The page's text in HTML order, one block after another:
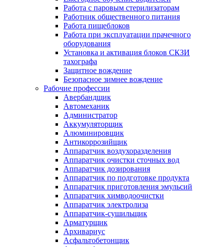
Работа с паровым стерилизаторам
Работник общественного питания
Работа пищеблоков
Работа при эксплуатации прачечного
оборудования
Установка и активация блоков СКЗИ
тахографа
Защитное вождение
Безопасное зимнее вождение
Рабочие профессии
Авербандщик
Автомеханик
Администратор
Аккумуляторщик
Алюминировщик
Антикоррозийщик
Аппаратчик воздухоразделения
Аппаратчик очистки сточных вод
Аппаратчик дозирования
Аппаратчик по подготовке продукта
Аппаратчик приготовления эмульсий
Аппаратчик химводоочистки
Аппаратчик электролиза
Аппаратчик-сушильщик
Арматурщик
Архивариус
Асфальтобетонщик